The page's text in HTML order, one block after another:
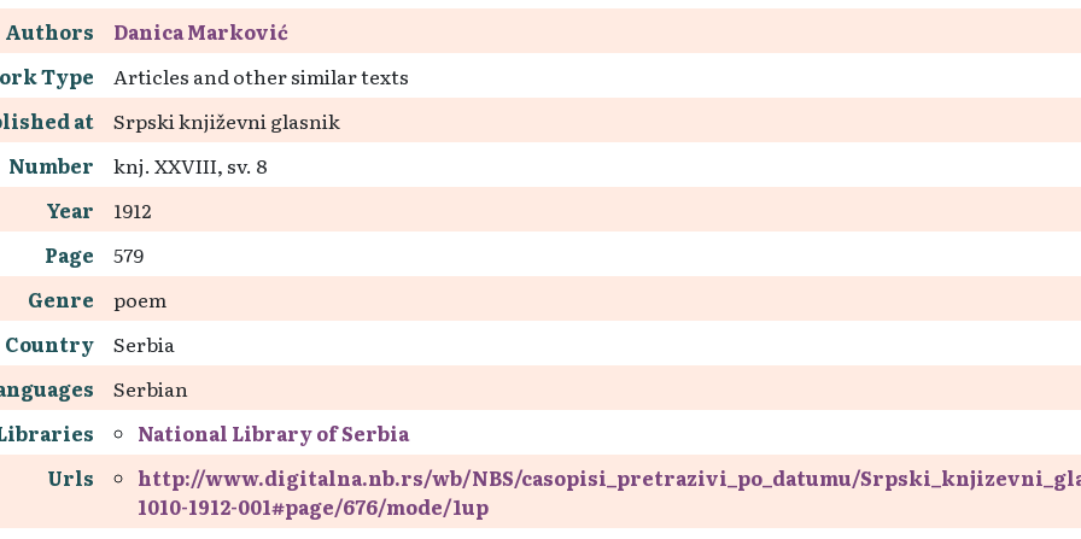
Authors
Danica Marković
Type
Articles and other similar texts
at
Srpski književni glasnik
Number
knj. XXVIII, sv. 8
Year
1912
Page
579
Genre
poem
Country
Serbia
Serbian
National Library of Serbia
Urls
http://www.digitalna.nb.rs/wb/NBS/casopisi_pretrazivi_po_datumu/
1010-1912-001#page/676/mode/1up